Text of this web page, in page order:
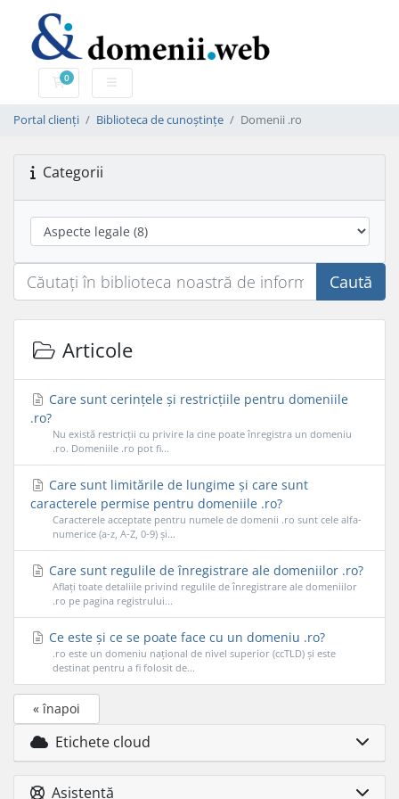
0
Coș de cumpărături
Portal clienți Biblioteca de cunoștințe Domenii .ro
Categorii
Caută
Articole
Care sunt cerințele și restricțiile pentru domeniile
.ro?
Nu există restricții cu privire la cine poate înregistra un domeniu
.ro. Domeniile .ro pot fi...
Care sunt limitările de lungime și care sunt
caracterele permise pentru domeniile .ro?
Caracterele acceptate pentru numele de domenii .ro sunt cele alfa-
numerice (a-z, A-Z, 0-9) și...
Care sunt regulile de înregistrare ale domeniilor .ro?
Aflați toate detaliile privind regulile de înregistrare ale domeniilor
.ro pe pagina registrului...
Ce este și ce se poate face cu un domeniu .ro?
.ro este un domeniu național de nivel superior (ccTLD) și este
destinat pentru a fi folosit de...
« înapoi
Etichete cloud
Asistență